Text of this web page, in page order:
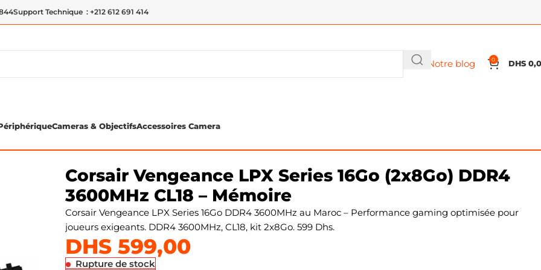
Support Technique : +212 612 691 414
Notre blog 0 DHS
Cameras & ObjectifsAccessoires Camera
Corsair Vengeance LPX Series 16Go (2x8Go) DDR4
3600MHz CL18 – Mémoire
Corsair Vengeance LPX Series 16Go DDR4 3600MHz au Maroc – Performance gaming optimisée pour
joueurs exigeants. DDR4 3600MHz, CL18, kit 2x8Go. 599 Dhs.
DHS 599,00
Rupture de stock